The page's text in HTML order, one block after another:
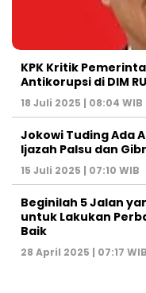
KPK Kritik
Antikorupsi di DIM
18 Juli 2025 | 08:04 WIB
Jokowi Tuding Ada
Ijazah Palsu dan
15 Juli 2025 | 07:10 WIB
Beginilah 5 Jalan
untuk Lakukan
Baik
28 April 2025 | 07:17 WIB